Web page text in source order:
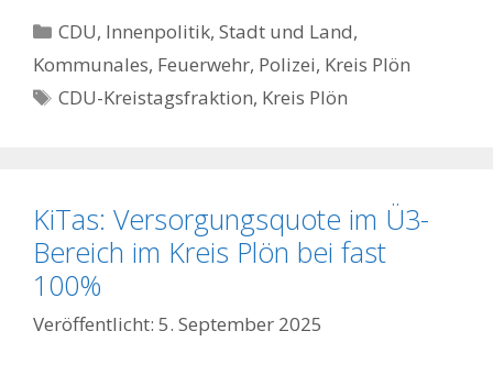
Kategorien
CDU, Innenpolitik, Stadt und Land,
Kommunales, Feuerwehr, Polizei, Kreis Plön
Schlagwörter
CDU-Kreistagsfraktion, Kreis Plön
KiTas: Versorgungsquote im Ü3-
Bereich im Kreis Plön bei fast
100%
5. September 2025